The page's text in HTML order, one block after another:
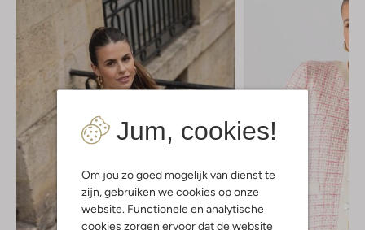
Jum, cookies!
Om jou zo goed mogelijk van dienst te
zijn, gebruiken we cookies op onze
website. Functionele en analytische
cookies zorgen ervoor dat de website